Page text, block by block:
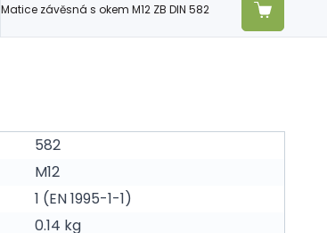
Matice závěsná s okem M12 ZB DIN 582
582
M12
1 (EN 1995-1-1)
0.14 kg